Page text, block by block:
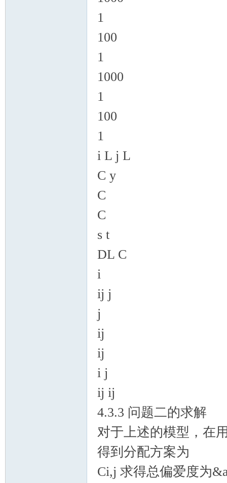
1
100
1
1000
1
100
1
i L j L
C y
C
C
s t
DL C
i
ij j
j
ij
ij
i j
ij ij
4.3.3 问题二的求解
对于上述的模型，在
得到分配方案为
Ci,j 求得总偏爱度为